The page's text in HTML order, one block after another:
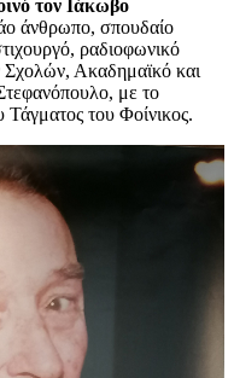
τον Ιάκωβο
άνθρωπο, σπουδαίο
ραδιοφωνικό
Ακαδημαϊκό και
με το
του Φοίνικος.